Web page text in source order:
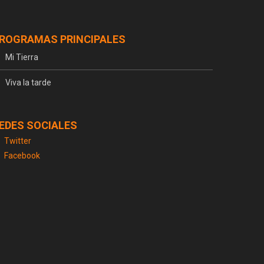
PRINCIPALES
Mi Tierra
Viva la tarde
SOCIALES
Twitter
Facebook